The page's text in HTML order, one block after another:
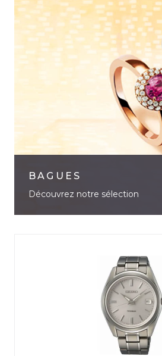
BAGUES
Découvrez notre sélection